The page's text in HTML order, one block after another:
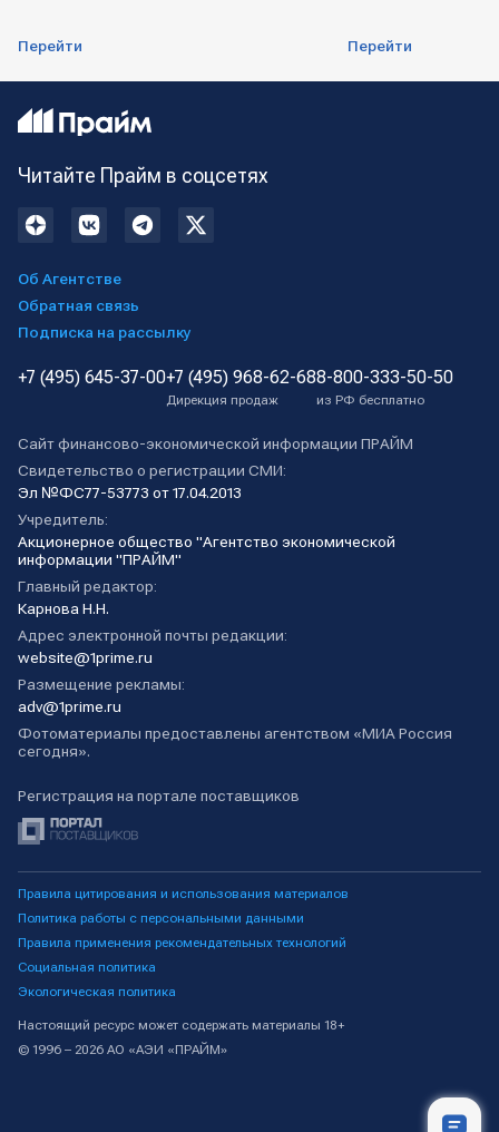
Перейти Перейти
Читайте Прайм в соцсетях
Об Агентстве
Обратная связь
Подписка на рассылку
+7 (495) 645-37-00+7 (495) 968-62-68
Дирекция продаж
8-800-333-50-50
из РФ бесплатно
Сайт финансово-экономической информации ПРАЙМ
Свидетельство о регистрации СМИ:
Эл №ФС77-53773 от 17.04.2013
Учредитель:
Акционерное общество "Агентство экономической
информации "ПРАЙМ"
Главный редактор:
Карнова Н.Н.
Адрес электронной почты редакции:
website@1prime.ru
Размещение рекламы:
adv@1prime.ru
Фотоматериалы предоставлены агентством «МИА Россия
сегодня».
Регистрация на портале поставщиков
Правила цитирования и использования материалов
Политика работы с персональными данными
Правила применения рекомендательных технологий
Социальная политика
Экологическая политика
Настоящий ресурс может содержать материалы 18+
© 1996 – 2026 АО «АЭИ «ПРАЙМ»